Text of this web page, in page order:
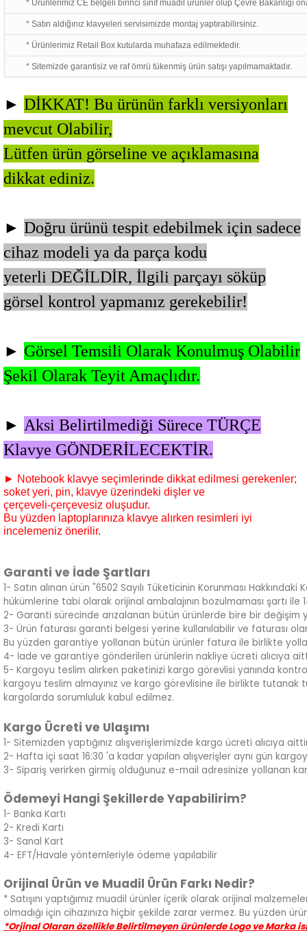
* Ürünlerimiz CE belgeli birinci sınıf muadil ürünler olup Çevre Bakanlığı
* Satın aldığınız klavyeleri servisimizde montaj yaptırabilirsiniz.
* Ürünlerimiz Retail Box kutularda muhafaza edilmektedir.
* Sitemizde garantisiz ve raf ömrü tükenmiş ürün satışı yapılmamaktadır.
► DİKKAT! Bu ürünün farklı versiyonları
mevcut Olabilir,
Lütfen ürün görseline ve açıklamasına
dikkat ediniz.
► Doğru ürünü tespit edebilmek için sadece
cihaz modeli ya da parça kodu
yeterli DEĞİLDİR, İlgili parçayı söküp
görsel kontrol yapmanız gerekebilir!
► Görsel Temsili Olarak Konulmuş Olabilir
Şekil Olarak Teyit Amaçlıdır.
► Aksi Belirtilmediği Sürece TÜRÇE
Klavye GÖNDERİLECEKTİR.
► Notebook klavye seçimlerinde dikkat edilmesi gerekenler;
soket yeri, pin, klavye üzerindeki dişler ve
çerçeveli-çerçevesiz oluşudur.
Bu yüzden laptoplarınıza klavye alırken resimleri iyi
incelemeniz önerilir.
Garanti ve İade Şartları
1- Satın alınan ürün "6502 Sayılı Tüketicinin Korunması
hükümlerine tabi olarak orijinal ambalajının bozulmaması şartı
2- Garanti sürecinde arızalanan bütün ürünlerde bire bir değişim
3- Ürün faturası garanti belgesi yerine kullanılabilir ve faturası
Bu yüzden garantiye yollanan bütün ürünler fatura ile birlikte
4- İade ve garantiye gönderilen ürünlerin nakliye ücreti alıcıya
5- Kargoyu teslim alırken paketinizi kargo görevlisi yanında
kargoyu teslim almayınız ve kargo görevlisine ile birlikte
kargolarda sorumluluk kabul edilmez.
Kargo Ücreti ve Ulaşımı
1- Sitemizden yaptığınız alışverişlerimizde kargo ücreti alıcıya
2- Hafta içi saat 16:30 'a kadar yapılan alışverişler aynı gün
3- Sipariş verirken girmiş olduğunuz e-mail adresinize yollanan
Ödemeyi Hangi Şekillerde Yapabilirim?
1- Banka Kartı
2- Kredi Kartı
3- Sanal Kart
4- EFT/Havale yöntemleriyle ödeme yapılabilir
Orijinal Ürün ve Muadil Ürün Farkı Nedir?
* Satışını yaptığımız muadil ürünler içerik olarak orijinal
olmadığı için cihazınıza hiçbir şekilde zarar vermez. Bu yüzden
*Orjinal Olaran özellikle Belirtilmeyen ürünlerde Logo ve Marka